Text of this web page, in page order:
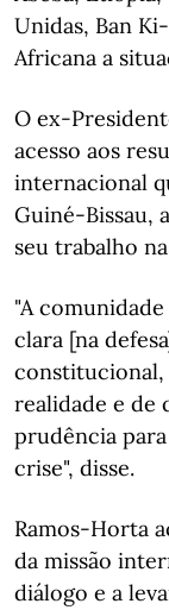
Unidas, Ban
Africana a
O ex-
acesso aos
internacional
Guiné-Bissau,
seu trabalho
"A
clara [na
constitucional,
realidade e de
prudência
crise", disse.
Ramos-Horta
da missão
diálogo e a